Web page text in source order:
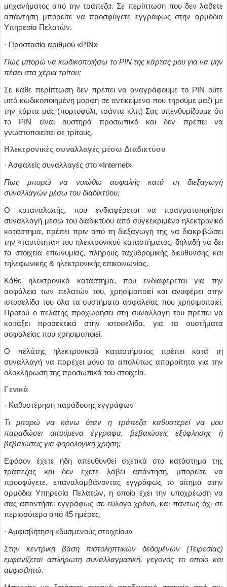
μηχανήματος από την τράπεζα. Σε περίπτωση που δεν λάβετε
απάντηση μπορείτε να προσφύγετε εγγράφως στην αρμόδια
Υπηρεσία Πελατών.
· Προστασία αριθμού «PIN»
Πώς μπορώ να κωδικοποιήσω το ΡΙΝ της κάρτας μου για να μην
πέσει στα χέρια τρίτου;
Σε κάθε περίπτωση δεν πρέπει να αναγράφουμε το ΡΙΝ ούτε
υπό κωδικοποιημένη μορφή σε αντικείμενα που τηρούμε μαζί με
την κάρτα μας (πορτοφόλι, τσάντα κλπ) Σας υπενθυμίζουμε ότι
το ΡΙΝ είναι αυστηρά προσωπικό και δεν πρέπει να
γνωστοποιείται σε τρίτους.
Ηλεκτρονικές συναλλαγές μέσω Διαδικτύου
· Ασφαλείς συναλλαγές στο «Internet»
Πως μπορώ να νοιώθω ασφαλής κατά τη διεξαγωγή
συναλλαγών μέσω του διαδικτύου;
Ο καταναλωτής, που ενδιαφέρεται να πραγματοποιήσει
συναλλαγή μέσω του διαδικτύου από συγκεκριμένο ηλεκτρονικό
κατάστημα, πρέπει πριν από τη διεξαγωγή της να διακριβώσει
την «ταυτότητα» του ηλεκτρονικού καταστήματος, δηλαδή να δει
τα στοιχεία επωνυμίας, πλήρους ταχυδρομικής διεύθυνσης και
τηλεφωνικής & ηλεκτρονικής επικοινωνίας.
Κάθε ηλεκτρονικό κατάστημα, που ενδιαφέρεται για την
ασφάλεια των πελατών του, χρησιμοποιεί και αναφέρει στην
ιστοσελίδα του όλα τα συστήματα ασφαλείας που χρησιμοποιεί.
Προτού ο πελάτης προχωρήσει στη συναλλαγή του πρέπει να
κοιτάξει προσεκτικά στην ιστοσελίδα, για τα συστήματα
ασφαλείας που χρησιμοποιεί.
Ο πελάτης ηλεκτρονικού καταστήματος πρέπει κατά τη
συναλλαγή να παρέχει μόνο τα απολύτως απαραίτητα για την
ολοκλήρωσή της προσωπικά του στοιχεία.
Γενικά
· Καθυστέρηση παράδοσης εγγράφων
Τι μπορώ να κάνω όταν η τράπεζα καθυστερεί να μου
παραδώσει αιτούμενα έγγραφα, βεβαιώσεις εξόφλησης ή
βεβαιώσεις για φορολογική χρήση;
Εφόσον έχετε ήδη απευθυνθεί σχετικά στο κατάστημα της
τράπεζας και δεν έχετε λάβει απάντηση, μπορείτε να
προσφύγετε, επαναλαμβάνοντας εγγράφως το αίτημα στην
αρμόδια Υπηρεσία Πελατών, η οποία έχει την υποχρέωση να
σας απαντήσει εγγράφως σε εύλογο χρόνο, και πάντως όχι σε
περισσότερο από 45 ημέρες.
· Αμφισβήτηση «δυσμενούς στοιχείου»
Στην κεντρική βάση πιστοληπτικών δεδομένων (Τειρεσίας)
εμφανίζεται απλήρωτη συναλλαγματική, γεγονός το οποίο και
αμφισβητώ.